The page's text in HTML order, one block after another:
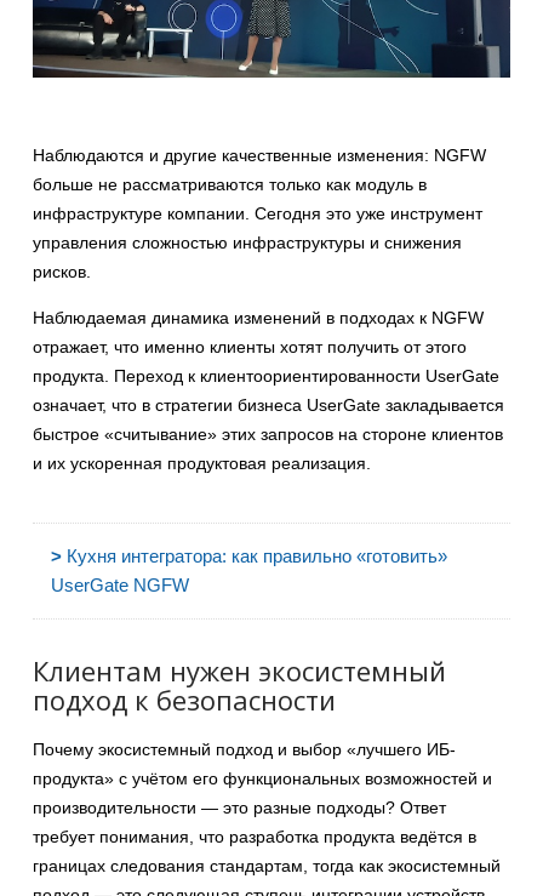
Наблюдаются и другие качественные изменения: NGFW
больше не рассматриваются только как модуль в
инфраструктуре компании. Сегодня это уже инструмент
управления сложностью инфраструктуры и снижения
рисков.
Наблюдаемая динамика изменений в подходах к NGFW
отражает, что именно клиенты хотят получить от этого
продукта. Переход к клиентоориентированности UserGate
означает, что в стратегии бизнеса UserGate закладывается
быстрое «считывание» этих запросов на стороне клиентов
и их ускоренная продуктовая реализация.
> Кухня интегратора: как правильно «готовить»
UserGate NGFW
Клиентам нужен экосистемный
подход к безопасности
Почему экосистемный подход и выбор «лучшего ИБ-
продукта» с учётом его функциональных возможностей и
производительности — это разные подходы? Ответ
требует понимания, что разработка продукта ведётся в
границах следования стандартам, тогда как экосистемный